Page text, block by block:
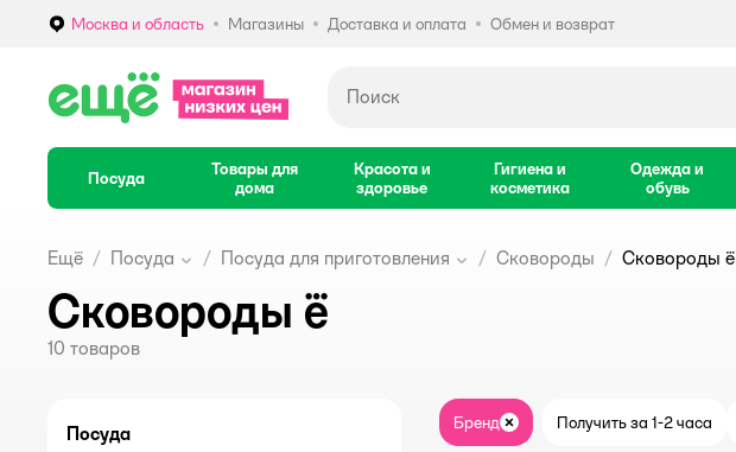
Выбор адреса доставки.
Москва и область Магазины Доставка и оплата Обмен и возврат
Посуда
Товары для
дома
Красота и
здоровье
Гигиена и
косметика
Одежда и
обувь
Ещё Посуда Посуда для приготовления Сковороды Сковороды ё
Сковороды ё
10 товаров
Бренд ЗакрытьПолучить за 1-2 часа
Посуда